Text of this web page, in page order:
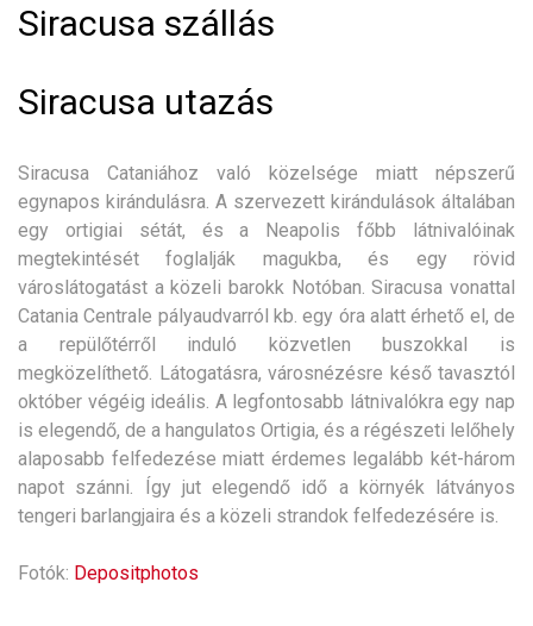
Siracusa szállás
Siracusa utazás
Siracusa Cataniához való közelsége miatt népszerű
egynapos kirándulásra. A szervezett kirándulások általában
egy ortigiai sétát, és a Neapolis főbb látnivalóinak
megtekintését foglalják magukba, és egy rövid
városlátogatást a közeli barokk Notóban. Siracusa vonattal
Catania Centrale pályaudvarról kb. egy óra alatt érhető el, de
a repülőtérről induló közvetlen buszokkal is
megközelíthető. Látogatásra, városnézésre késő tavasztól
október végéig ideális. A legfontosabb látnivalókra egy nap
is elegendő, de a hangulatos Ortigia, és a régészeti lelőhely
alaposabb felfedezése miatt érdemes legalább két-három
napot szánni. Így jut elegendő idő a környék látványos
tengeri barlangjaira és a közeli strandok felfedezésére is.
Fotók: Depositphotos